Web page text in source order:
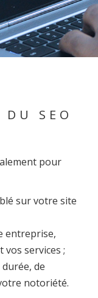
SEO
pour
sur votre site
entreprise,
services ;
de
notoriété.